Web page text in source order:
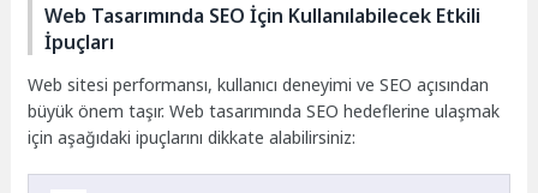
Web Tasarımında SEO İçin Kullanılabilecek Etkili
İpuçları
Web sitesi performansı, kullanıcı deneyimi ve SEO açısından
büyük önem taşır. Web tasarımında SEO hedeflerine ulaşmak
için aşağıdaki ipuçlarını dikkate alabilirsiniz: